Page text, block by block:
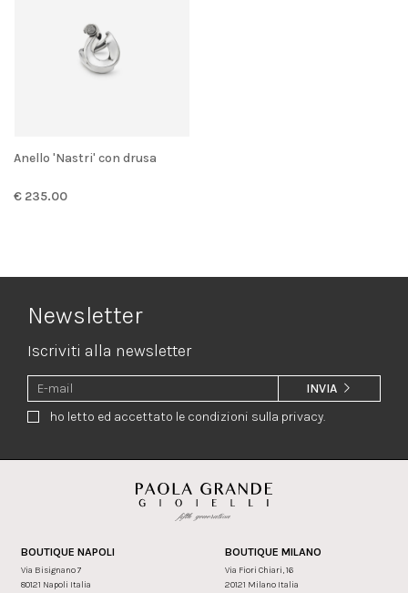
Anello 'Nastri' con drusa
€ 235.00
Newsletter
Iscriviti alla newsletter
ho letto ed accettato le condizioni sulla privacy.
INVIA
BOUTIQUE NAPOLI
Via Bisignano 7
80121 Napoli Italia
BOUTIQUE MILANO
Via Fiori Chiari, 16
20121 Milano Italia